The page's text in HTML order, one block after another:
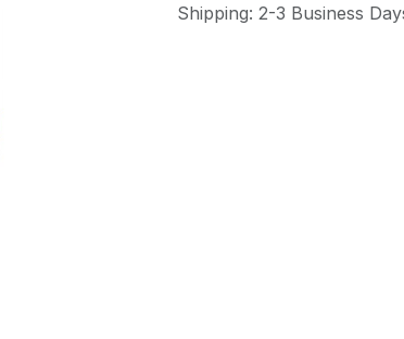
Shipping: 2-3 Business